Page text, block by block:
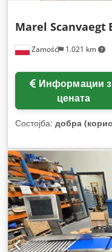
Zamość 1.021 km
Marel Scanvaegt
цената
Состојба: добра